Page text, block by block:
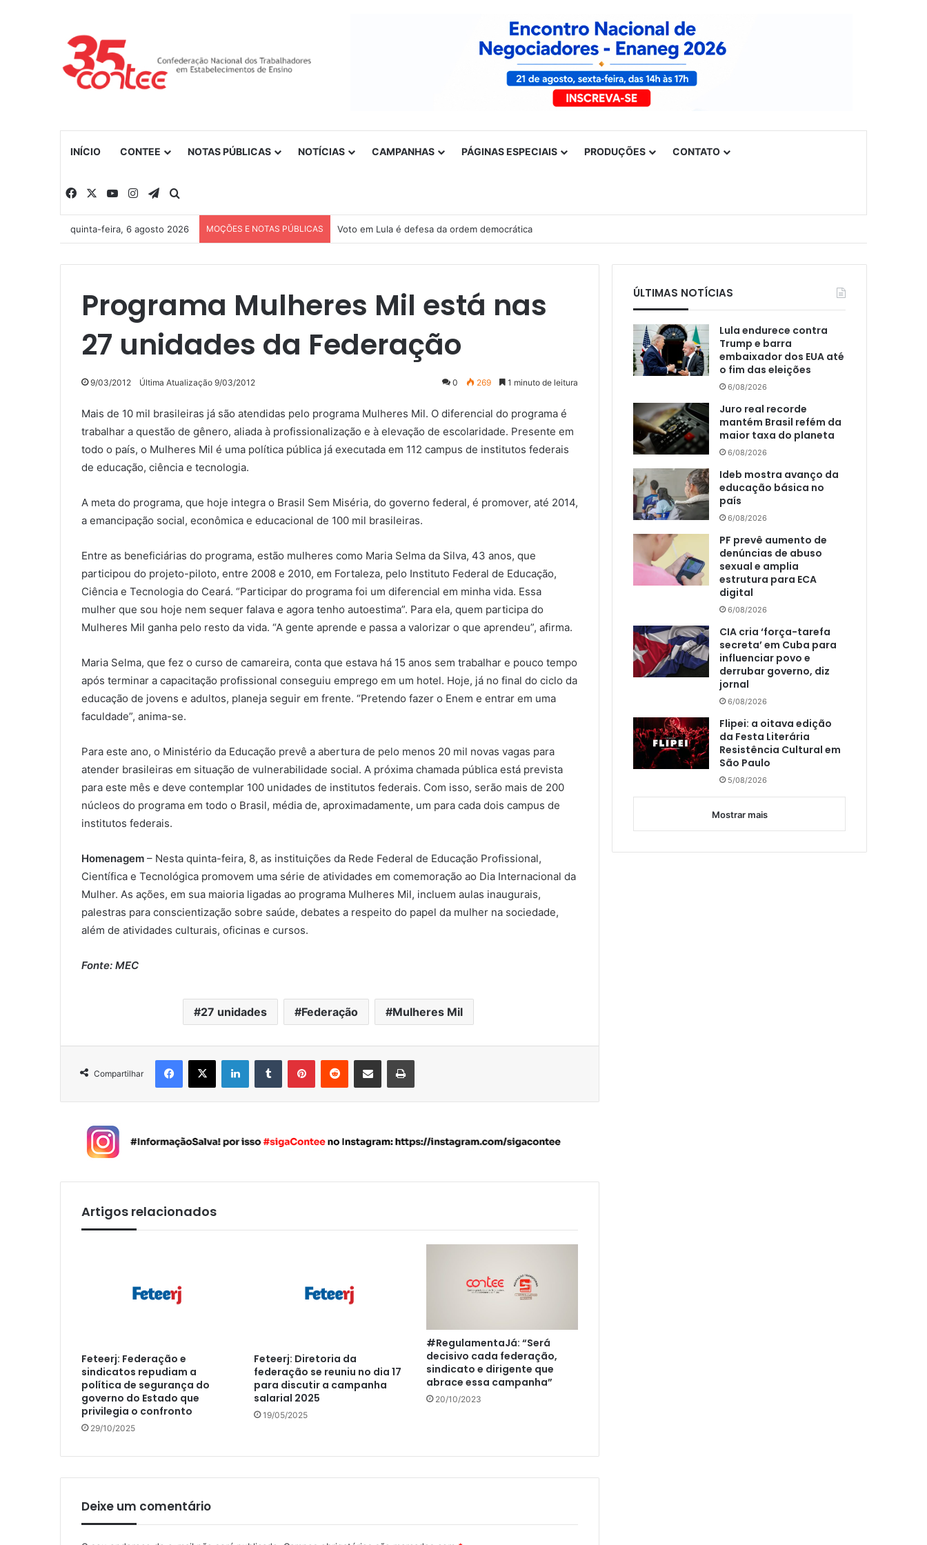
INÍCIO CONTEE NOTAS PÚBLICAS NOTÍCIAS CAMPANHAS PÁGINAS ESPECIAIS PRODUÇÕES CONTATO
Facebook YouTubeInstagramTelegram
quinta-feira, 6 agosto 2026 MOÇÕES E NOTAS PÚBLICAS Voto em Lula é defesa da ordem democrática
Programa Mulheres Mil está nas
27 unidades da Federação
9/03/2012 Última Atualização 9/03/2012 0 269 1 minuto de leitura
Mais de 10 mil brasileiras já são atendidas pelo programa Mulheres Mil. O diferencial do programa é
trabalhar a questão de gênero, aliada à profissionalização e à elevação de escolaridade. Presente em
todo o país, o Mulheres Mil é uma política pública já executada em 112 campus de institutos federais
de educação, ciência e tecnologia.
A meta do programa, que hoje integra o Brasil Sem Miséria, do governo federal, é promover, até 2014,
a emancipação social, econômica e educacional de 100 mil brasileiras.
Entre as beneficiárias do programa, estão mulheres como Maria Selma da Silva, 43 anos, que
participou do projeto-piloto, entre 2008 e 2010, em Fortaleza, pelo Instituto Federal de Educação,
Ciência e Tecnologia do Ceará. “Participar do programa foi um diferencial em minha vida. Essa
mulher que sou hoje nem sequer falava e agora tenho autoestima”. Para ela, quem participa do
Mulheres Mil ganha pelo resto da vida. “A gente aprende e passa a valorizar o que aprendeu”, afirma.
Maria Selma, que fez o curso de camareira, conta que estava há 15 anos sem trabalhar e pouco tempo
após terminar a capacitação profissional conseguiu emprego em um hotel. Hoje, já no final do ciclo da
educação de jovens e adultos, planeja seguir em frente. “Pretendo fazer o Enem e entrar em uma
faculdade”, anima-se.
Para este ano, o Ministério da Educação prevê a abertura de pelo menos 20 mil novas vagas para
atender brasileiras em situação de vulnerabilidade social. A próxima chamada pública está prevista
para este mês e deve contemplar 100 unidades de institutos federais. Com isso, serão mais de 200
núcleos do programa em todo o Brasil, média de, aproximadamente, um para cada dois campus de
institutos federais.
Homenagem – Nesta quinta-feira, 8, as instituições da Rede Federal de Educação Profissional,
Científica e Tecnológica promovem uma série de atividades em comemoração ao Dia Internacional da
Mulher. As ações, em sua maioria ligadas ao programa Mulheres Mil, incluem aulas inaugurais,
palestras para conscientização sobre saúde, debates a respeito do papel da mulher na sociedade,
além de atividades culturais, oficinas e cursos.
Fonte: MEC
27 unidades Federação Mulheres Mil
Compartilhar
Artigos relacionados
Feteerj: Federação e
sindicatos repudiam a
política de segurança do
governo do Estado que
privilegia o confronto
29/10/2025
Feteerj: Diretoria da
federação se reuniu no dia 17
para discutir a campanha
salarial 2025
19/05/2025
#RegulamentaJá: “Será
decisivo cada federação,
sindicato e dirigente que
abrace essa campanha”
20/10/2023
Deixe um comentário
ÚLTIMAS NOTÍCIAS
Lula endurece contra
Trump e barra
embaixador dos EUA até
o fim das eleições
6/08/2026
Juro real recorde
mantém Brasil refém da
maior taxa do planeta
6/08/2026
Ideb mostra avanço da
educação básica no
país
6/08/2026
PF prevê aumento de
denúncias de abuso
sexual e amplia
estrutura para ECA
digital
6/08/2026
CIA cria ‘força-tarefa
secreta’ em Cuba para
influenciar povo e
derrubar governo, diz
jornal
6/08/2026
Flipei: a oitava edição
da Festa Literária
Resistência Cultural em
São Paulo
5/08/2026
Mostrar mais